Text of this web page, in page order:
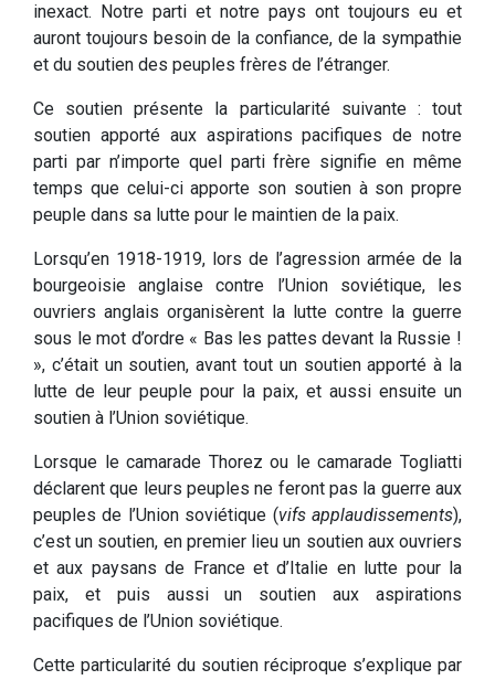
inexact. Notre parti et notre pays ont toujours eu et
auront toujours besoin de la confiance, de la sympathie
et du soutien des peuples frères de l’étranger.
Ce soutien présente la particularité suivante : tout
soutien apporté aux aspirations pacifiques de notre
parti par n’importe quel parti frère signifie en même
temps que celui-ci apporte son soutien à son propre
peuple dans sa lutte pour le maintien de la paix.
Lorsqu’en 1918-1919, lors de l’agression armée de la
bourgeoisie anglaise contre l’Union soviétique, les
ouvriers anglais organisèrent la lutte contre la guerre
sous le mot d’ordre « Bas les pattes devant la Russie !
», c’était un soutien, avant tout un soutien apporté à la
lutte de leur peuple pour la paix, et aussi ensuite un
soutien à l’Union soviétique.
Lorsque le camarade Thorez ou le camarade Togliatti
déclarent que leurs peuples ne feront pas la guerre aux
peuples de l’Union soviétique (vifs applaudissements),
c’est un soutien, en premier lieu un soutien aux ouvriers
et aux paysans de France et d’Italie en lutte pour la
paix, et puis aussi un soutien aux aspirations
pacifiques de l’Union soviétique.
Cette particularité du soutien réciproque s’explique par